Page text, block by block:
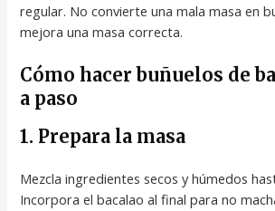
regular. No convierte una mala masa en
mejora una masa correcta.
Cómo hacer buñuelos de
a paso
1. Prepara la masa
Mezcla ingredientes secos y húmedos
Incorpora el bacalao al final para no